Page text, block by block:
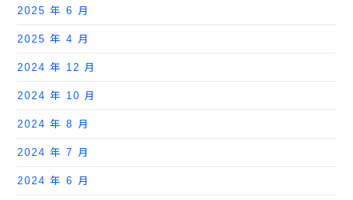
2025 年 6 月
2025 年 4 月
2024 年 12 月
2024 年 10 月
2024 年 8 月
2024 年 7 月
2024 年 6 月